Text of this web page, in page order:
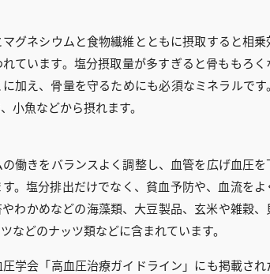
グネシウムと食物繊維とともに摂取すると相乗
ています。塩分摂取量が多すぎると骨ももろく
加え、骨量を守るためにも必須なミネラルです
小魚などから摂れます。
働きをバランスよく調整し、血管を広げ血圧を
。塩分排出だけでなく、貧血予防や、血流をよ
わかめなどの海藻類、大豆製品、玄米や雑穀、
などのナッツ類などに含まれています。
学会「高血圧治療ガイドライン」にも掲載され